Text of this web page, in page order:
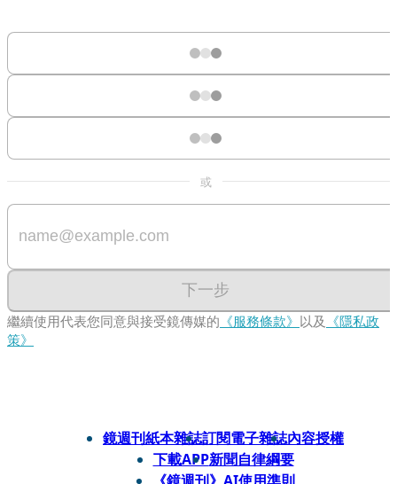
或
下一步
繼續使用代表您同意與接受鏡傳媒的 《服務條款》 以及 《隱私政
策》
鏡週刊紙本雜誌訂閱電子雜誌內容授權
下載APP新聞自律綱要